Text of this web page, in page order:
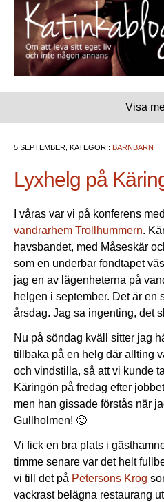
Visa
5 SEPTEMBER, KATEGORI: BARNBARN
Lyxhelg på
I våras var vi på konferens
vandrarhem Trollhummern.
havsbandet, med Måseskär
som en underbar fondtapet
jag en av lägenheterna på
helgen i september. Det är en
årsdag. Jag sa ingenting, det
Nu på söndag kväll sitter jag
tillbaka på en helg där allting
och vindstilla, så att vi kunde
Käringön på fredag efter
men han gissade förstås när
Gullholmen! 🙂
Vi fick en bra plats i
timme senare var det helt
vi till det på Petersons Krog
vackrast belägna restaurang